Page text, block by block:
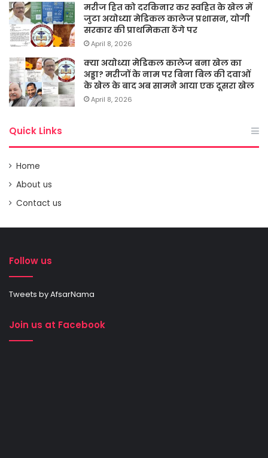
मरीज हित को दरकिनार कर स्वहित के खेल में
जुटा अयोध्या मेडिकल कालेज प्रशासन, योगी
सरकार की प्राथमिकता ठेंगे पर
April 8, 2026
क्या अयोध्या मेडिकल कालेज बना खेल का
अड्डा? मरीजों के नाम पर बिना बिल की दवाओं
के खेल के बाद अब सामने आया एक दूसरा खेल
April 8, 2026
Quick Links
Home
About us
Contact us
Follow us
Tweets by AfsarNama
Join us at Facebook